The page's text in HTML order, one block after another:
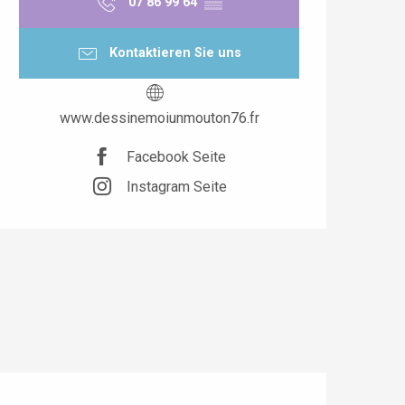
Kontaktieren Sie uns
www.dessinemoiunmouton76.fr
Facebook Seite
Instagram Seite